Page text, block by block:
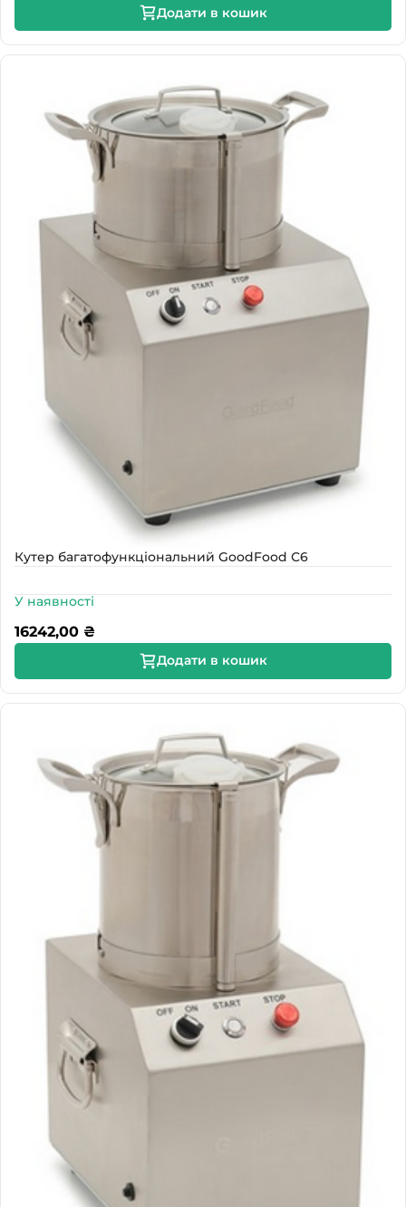
Додати в кошик
Кутер багатофункціональний GoodFood С6
У наявності
16242,00 ₴
Додати в кошик